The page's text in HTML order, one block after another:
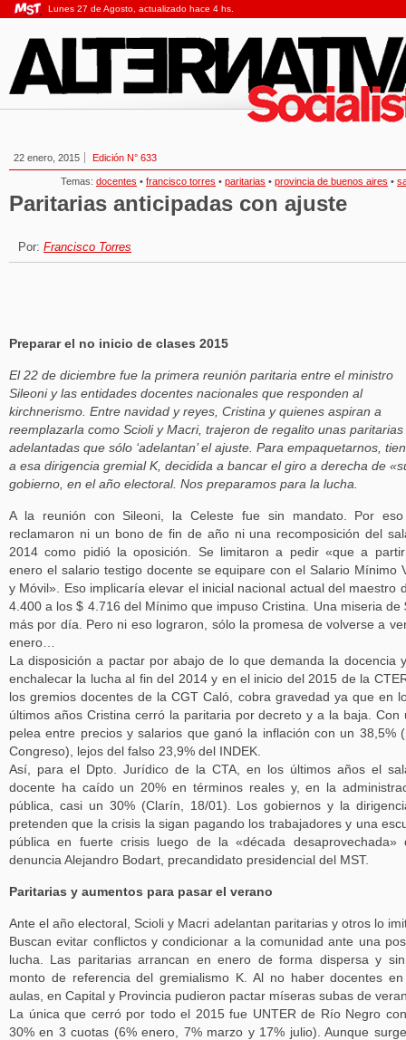
Lunes 27 de Agosto, actualizado hace 4 hs.
22 enero, 2015 Edición N° 633
Temas: docentes • francisco torres • paritarias • provincia de buenos aires •
Paritarias anticipadas con ajuste
Por: Francisco Torres
Preparar el no inicio de clases 2015
El 22 de diciembre fue la primera reunión paritaria entre el ministro
Sileoni y las entidades docentes nacionales que responden al
kirchnerismo. Entre navidad y reyes, Cristina y quienes aspiran a
reemplazarla como Scioli y Macri, trajeron de regalito unas paritarias
adelantadas que sólo ‘adelantan’ el ajuste. Para empaquetarnos,
a esa dirigencia gremial K, decidida a bancar el giro a derecha de
gobierno, en el año electoral. Nos preparamos para la lucha.
A la reunión con Sileoni, la Celeste fue sin mandato. Por
reclamaron ni un bono de fin de año ni una recomposición del
2014 como pidió la oposición. Se limitaron a pedir «que a
enero el salario testigo docente se equipare con el Salario Mínimo
y Móvil». Eso implicaría elevar el inicial nacional actual del maestro
4.400 a los $ 4.716 del Mínimo que impuso Cristina. Una miseria de
más por día. Pero ni eso lograron, sólo la promesa de volverse a
enero…
La disposición a pactar por abajo de lo que demanda la docencia
enchalecar la lucha al fin del 2014 y en el inicio del 2015 de la
los gremios docentes de la CGT Caló, cobra gravedad ya que en
últimos años Cristina cerró la paritaria por decreto y a la baja. Con
pelea entre precios y salarios que ganó la inflación con un 38,5%
Congreso), lejos del falso 23,9% del INDEK.
Así, para el Dpto. Jurídico de la CTA, en los últimos años el
docente ha caído un 20% en términos reales y, en la
pública, casi un 30% (Clarín, 18/01). Los gobiernos y la
pretenden que la crisis la sigan pagando los trabajadores y una
pública en fuerte crisis luego de la «década desaprovechada»
denuncia Alejandro Bodart, precandidato presidencial del MST.
Paritarias y aumentos para pasar el verano
Ante el año electoral, Scioli y Macri adelantan paritarias y otros lo
Buscan evitar conflictos y condicionar a la comunidad ante una
lucha. Las paritarias arrancan en enero de forma dispersa y
monto de referencia del gremialismo K. Al no haber docentes
aulas, en Capital y Provincia pudieron pactar míseras subas de
La única que cerró por todo el 2015 fue UNTER de Río Negro
30% en 3 cuotas (6% enero, 7% marzo y 17% julio). Aunque